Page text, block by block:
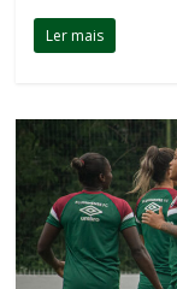
Ler mais